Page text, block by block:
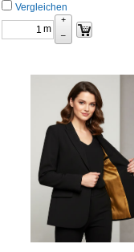
Vergleichen
m
+
–